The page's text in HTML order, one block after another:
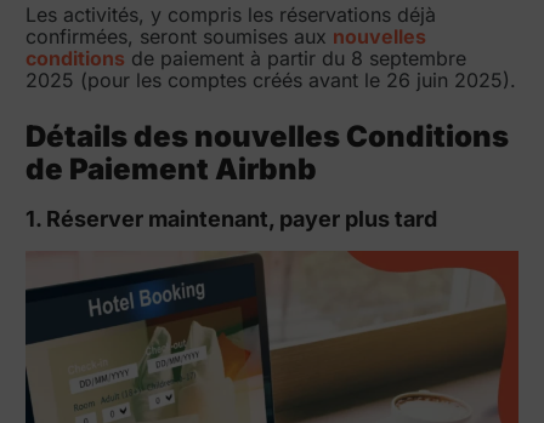
Les activités, y compris les réservations déjà
confirmées, seront soumises aux nouvelles
conditions de paiement à partir du 8 septembre
2025 (pour les comptes créés avant le 26 juin 2025).
Détails des nouvelles Conditions
de Paiement Airbnb
1. Réserver maintenant, payer plus tard